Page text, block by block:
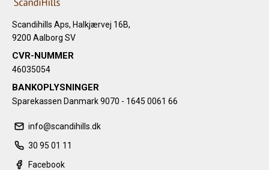
Scandihills Aps, Halkjærvej 16B,
9200 Aalborg SV
CVR-NUMMER
46035054
BANKOPLYSNINGER
Sparekassen Danmark 9070 - 1645 0061 66
info@scandihills.dk
30 95 01 11
Facebook